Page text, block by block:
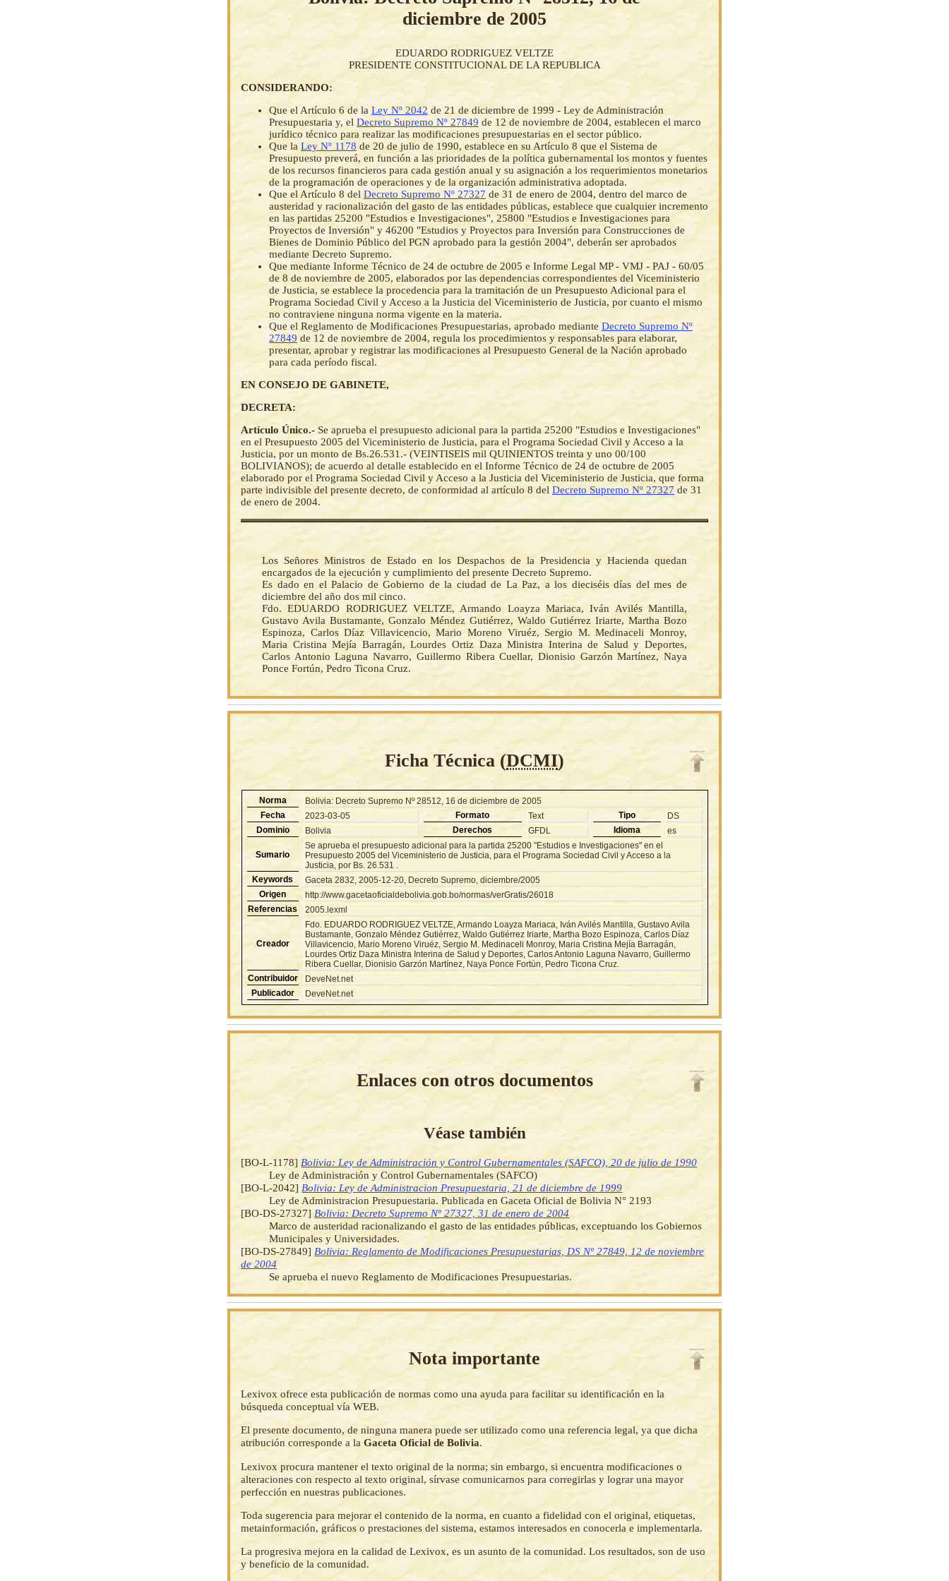
diciembre de 2005
EDUARDO RODRIGUEZ VELTZE
PRESIDENTE CONSTITUCIONAL DE LA REPUBLICA
CONSIDERANDO:
Que el Artículo 6 de la Ley Nº 2042 de 21 de diciembre de 1999 - Ley de Administración
Presupuestaria y, el Decreto Supremo Nº 27849 de 12 de noviembre de 2004, establecen el marco
jurídico técnico para realizar las modificaciones presupuestarias en el sector público.
Que la Ley Nº 1178 de 20 de julio de 1990, establece en su Artículo 8 que el Sistema de
Presupuesto preverá, en función a las prioridades de la política gubernamental los montos y fuentes
de los recursos financieros para cada gestión anual y su asignación a los requerimientos monetarios
de la programación de operaciones y de la organización administrativa adoptada.
Que el Artículo 8 del Decreto Supremo Nº 27327 de 31 de enero de 2004, dentro del marco de
austeridad y racionalización del gasto de las entidades públicas, establece que cualquier incremento
en las partidas 25200 "Estudios e Investigaciones", 25800 "Estudios e Investigaciones para
Proyectos de Inversión" y 46200 "Estudios y Proyectos para Inversión para Construcciones de
Bienes de Dominio Público del PGN aprobado para la gestión 2004", deberán ser aprobados
mediante Decreto Supremo.
Que mediante Informe Técnico de 24 de octubre de 2005 e Informe Legal MP - VMJ - PAJ - 60/05
de 8 de noviembre de 2005, elaborados por las dependencias correspondientes del Viceministerio
de Justicia, se establece la procedencia para la tramitación de un Presupuesto Adicional para el
Programa Sociedad Civil y Acceso a la Justicia del Viceministerio de Justicia, por cuanto el mismo
no contraviene ninguna norma vigente en la materia.
Que el Reglamento de Modificaciones Presupuestarias, aprobado mediante Decreto Supremo Nº
27849de 12 de noviembre de 2004, regula los procedimientos y responsables para elaborar,
presentar, aprobar y registrar las modificaciones al Presupuesto General de la Nación aprobado
para cada período fiscal.
EN CONSEJO DE GABINETE,
DECRETA:
Artículo Único.- Se aprueba el presupuesto adicional para la partida 25200 "Estudios e Investigaciones"
en el Presupuesto 2005 del Viceministerio de Justicia, para el Programa Sociedad Civil y Acceso a la
Justicia, por un monto de Bs.26.531.- (VEINTISEIS mil QUINIENTOS treinta y uno 00/100
BOLIVIANOS); de acuerdo al detalle establecido en el Informe Técnico de 24 de octubre de 2005
elaborado por el Programa Sociedad Civil y Acceso a la Justicia del Viceministerio de Justicia, que forma
parte indivisible del presente decreto, de conformidad al artículo 8 del Decreto Supremo Nº 27327 de 31
de enero de 2004.
Los Señores Ministros de Estado en los Despachos de la Presidencia y Hacienda quedan
encargados de la ejecución y cumplimiento del presente Decreto Supremo.
Es dado en el Palacio de Gobierno de la ciudad de La Paz, a los dieciséis días del mes de
diciembre del año dos mil cinco.
Fdo. EDUARDO RODRIGUEZ VELTZE, Armando Loayza Mariaca, Iván Avilés Mantilla,
Gustavo Avila Bustamante, Gonzalo Méndez Gutiérrez, Waldo Gutiérrez Iriarte, Martha Bozo
Espinoza, Carlos Díaz Villavicencio, Mario Moreno Viruéz, Sergio M. Medinaceli Monroy,
Maria Cristina Mejía Barragán, Lourdes Ortiz Daza Ministra Interina de Salud y Deportes,
Carlos Antonio Laguna Navarro, Guillermo Ribera Cuellar, Dionisio Garzón Martínez, Naya
Ponce Fortún, Pedro Ticona Cruz.
Ficha Técnica (DCMI)
Norma
Bolivia: Decreto Supremo Nº 28512, 16 de diciembre de 2005
Fecha
2023-03-05 Formato Text Tipo
DS
Dominio
Bolivia Derechos GFDL Idioma es
Sumario
Se aprueba el presupuesto adicional para la partida 25200 "Estudios e Investigaciones" en el
Presupuesto 2005 del Viceministerio de Justicia, para el Programa Sociedad Civil y Acceso a la
Justicia, por Bs. 26.531 .
Keywords
Gaceta 2832, 2005-12-20, Decreto Supremo, diciembre/2005
Origen
http://www.gacetaoficialdebolivia.gob.bo/normas/verGratis/26018
Referencias
2005.lexml
Creador
Fdo. EDUARDO RODRIGUEZ VELTZE, Armando Loayza Mariaca, Iván Avilés Mantilla, Gustavo Avila
Bustamante, Gonzalo Méndez Gutiérrez, Waldo Gutiérrez Iriarte, Martha Bozo Espinoza, Carlos Díaz
Villavicencio, Mario Moreno Viruéz, Sergio M. Medinaceli Monroy, Maria Cristina Mejía Barragán,
Lourdes Ortiz Daza Ministra Interina de Salud y Deportes, Carlos Antonio Laguna Navarro, Guillermo
Ribera Cuellar, Dionisio Garzón Martínez, Naya Ponce Fortún, Pedro Ticona Cruz.
Contribuidor
DeveNet.net
Publicador
DeveNet.net
Enlaces con otros documentos
Véase también
[BO-L-1178] Bolivia: Ley de Administración y Control Gubernamentales (SAFCO), 20 de julio de 1990
Ley de Administración y Control Gubernamentales (SAFCO)
[BO-L-2042] Bolivia: Ley de Administracion Presupuestaria, 21 de diciembre de 1999
Ley de Administracion Presupuestaria. Publicada en Gaceta Oficial de Bolivia N° 2193
[BO-DS-27327]Bolivia: Decreto Supremo Nº 27327, 31 de enero de 2004
Marco de austeridad racionalizando el gasto de las entidades públicas, exceptuando los Gobiernos
Municipales y Universidades.
[BO-DS-27849] Bolivia: Reglamento de Modificaciones Presupuestarias, DS Nº 27849, 12 de noviembre
de 2004
Se aprueba el nuevo Reglamento de Modificaciones Presupuestarias.
Nota importante
Lexivox ofrece esta publicación de normas como una ayuda para facilitar su identificación en la
búsqueda conceptual vía WEB.
El presente documento, de ninguna manera puede ser utilizado como una referencia legal, ya que dicha
atribución corresponde a laGaceta Oficial de Bolivia.
Lexivox procura mantener el texto original de la norma; sin embargo, si encuentra modificaciones o
alteraciones con respecto al texto original, sírvase comunicarnos para corregirlas y lograr una mayor
perfección en nuestras publicaciones.
Toda sugerencia para mejorar el contenido de la norma, en cuanto a fidelidad con el original, etiquetas,
metainformación, gráficos o prestaciones del sistema, estamos interesados en conocerla e implementarla.
La progresiva mejora en la calidad de Lexivox, es un asunto de la comunidad. Los resultados, son de uso
y beneficio de la comunidad.